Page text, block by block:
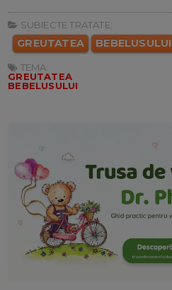
SUBIECTE TRATATE:
GREUTATEA BEBELUSULUI
TEMA:
GREUTATEA
BEBELUSULUI